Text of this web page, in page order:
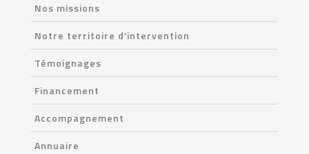
Nos missions
Notre territoire d’intervention
Témoignages
Financement
Accompagnement
Annuaire